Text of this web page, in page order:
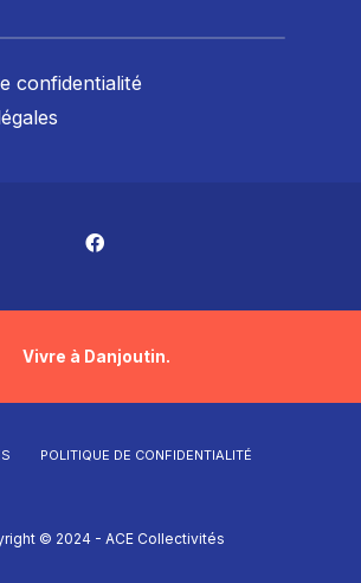
confidentialité
Vivre à Danjoutin.
POLITIQUE DE CONFIDENTIALITÉ
© 2024 - ACE Collectivités